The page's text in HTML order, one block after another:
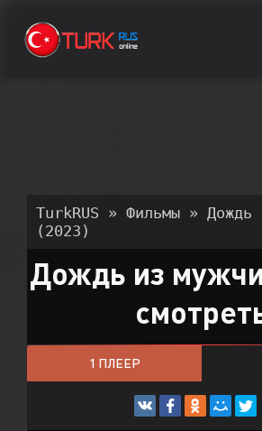
Запомнить
ВОЙТИ НА САЙТ
Регистрация
Или войти через
TurkRUS » Фильмы » Дождь
(2023)
Дождь из
1 ПЛЕЕР